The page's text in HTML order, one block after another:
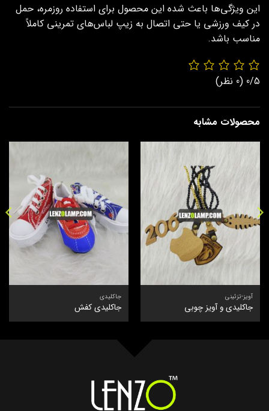
این ویژگی‌ها باعث شده این محصول برای استفاده روزمره، حمل
در کیف ورزشی یا حتی اتصال به زیپ لباس‌های تمرینی کاملاً
مناسب باشد.
0/5 (0 نظر)
محصولات مشابه
آویز-تزئینی
جاکلیدی و آویز چوبی
جاکلیدی
جاکلیدی کفش